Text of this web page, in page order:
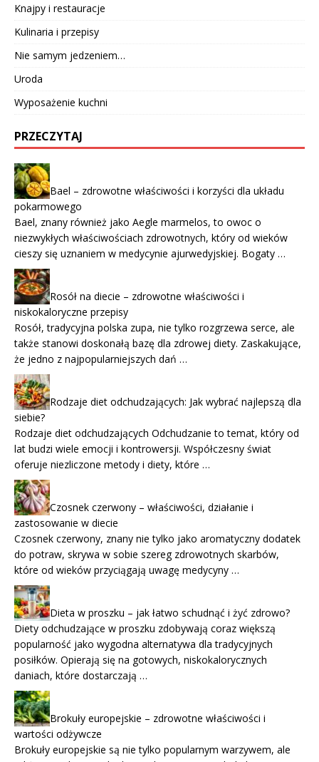
Knajpy i restauracje
Kulinaria i przepisy
Nie samym jedzeniem…
Uroda
Wyposażenie kuchni
PRZECZYTAJ
Bael – zdrowotne właściwości i korzyści dla układu
pokarmowego
Bael, znany również jako Aegle marmelos, to owoc o
niezwykłych właściwościach zdrowotnych, który od wieków
cieszy się uznaniem w medycynie ajurwedyjskiej. Bogaty …
Rosół na diecie – zdrowotne właściwości i
niskokaloryczne przepisy
Rosół, tradycyjna polska zupa, nie tylko rozgrzewa serce, ale
także stanowi doskonałą bazę dla zdrowej diety. Zaskakujące,
że jedno z najpopularniejszych dań …
Rodzaje diet odchudzających: Jak wybrać najlepszą dla
siebie?
Rodzaje diet odchudzających Odchudzanie to temat, który od
lat budzi wiele emocji i kontrowersji. Współczesny świat
oferuje niezliczone metody i diety, które …
Czosnek czerwony – właściwości, działanie i
zastosowanie w diecie
Czosnek czerwony, znany nie tylko jako aromatyczny dodatek
do potraw, skrywa w sobie szereg zdrowotnych skarbów,
które od wieków przyciągają uwagę medycyny …
Dieta w proszku – jak łatwo schudnąć i żyć zdrowo?
Diety odchudzające w proszku zdobywają coraz większą
popularność jako wygodna alternatywa dla tradycyjnych
posiłków. Opierają się na gotowych, niskokalorycznych
daniach, które dostarczają …
Brokuły europejskie – zdrowotne właściwości i
wartości odżywcze
Brokuły europejskie są nie tylko popularnym warzywem, ale